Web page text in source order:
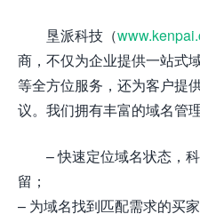
垦派科技（
商，不仅为企业提供一站式
等全方位服务，还为客户提
议。我们拥有丰富的域名管
– 快速定位域名状态，
留；
– 为域名找到匹配需求的买